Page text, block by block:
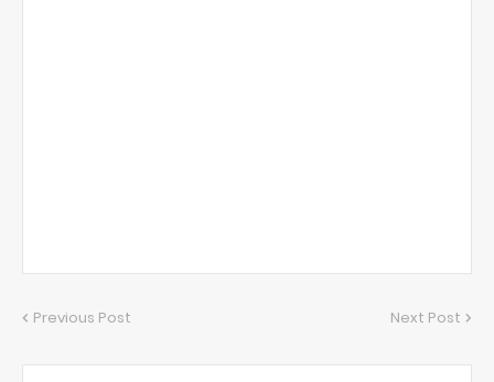
Previous Post Next Post